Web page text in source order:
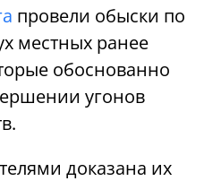
провели обыски по
местных ранее
обоснованно
угонов
доказана их